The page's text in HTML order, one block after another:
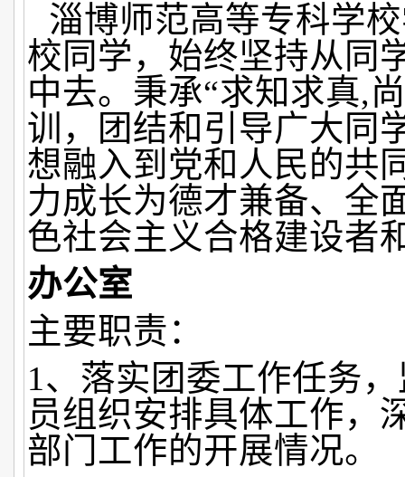
淄博师范高等专科学
校同学，始终坚持从同
中去。秉承“求知求真,
训，团结和引导广大同
想融入到党和人民的共
力成长为德才兼备、全
色社会主义合格建设者
办公室
主要职责：
1、落实团委工作任务
员组织安排具体工作，
部门工作的开展情况。